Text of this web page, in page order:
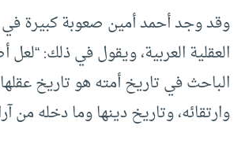
وقد وجد أحمد أمين صعوبة كبيرة في
العقلية العربية، ويقول في ذلك:
الباحث في تاريخ أمته هو تاريخ
وارتقائه، وتاريخ دينها وما دخله من